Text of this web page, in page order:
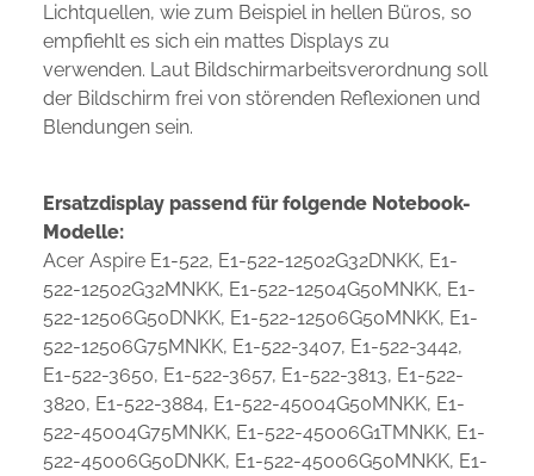
Lichtquellen, wie zum Beispiel in hellen Büros, so
empfiehlt es sich ein mattes Displays zu
verwenden. Laut Bildschirmarbeitsverordnung soll
der Bildschirm frei von störenden Reflexionen und
Blendungen sein.
Ersatzdisplay passend für folgende Notebook-
Modelle:
Acer Aspire E1-522, E1-522-12502G32DNKK, E1-
522-12502G32MNKK, E1-522-12504G50MNKK, E1-
522-12506G50DNKK, E1-522-12506G50MNKK, E1-
522-12506G75MNKK, E1-522-3407, E1-522-3442,
E1-522-3650, E1-522-3657, E1-522-3813, E1-522-
3820, E1-522-3884, E1-522-45004G50MNKK, E1-
522-45004G75MNKK, E1-522-45006G1TMNKK, E1-
522-45006G50DNKK, E1-522-45006G50MNKK, E1-